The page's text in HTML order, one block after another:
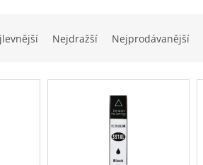
Nejdražší Nejprodávanější